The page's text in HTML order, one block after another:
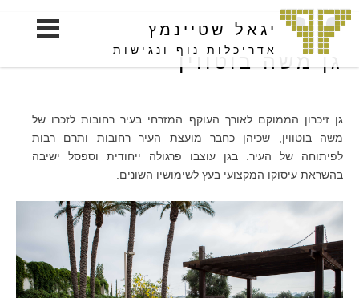
S
k
i
p
n
n
t
יגאל שטיינמץ
אדריכלות נוף ונגישות
גן משה בוטווין
גן זיכרון הממוקם לאורך העוקף המזרחי בעיר רחובות לזכרו של
משה בוטווין, שכיהן כחבר מועצת העיר רחובות ותרם רבות
לפיתוחה של העיר. בגן עוצבו פרגולה ייחודית וספסל ישיבה
בהשראת עיסוקו המקצועי בעץ לשימושיו השונים.